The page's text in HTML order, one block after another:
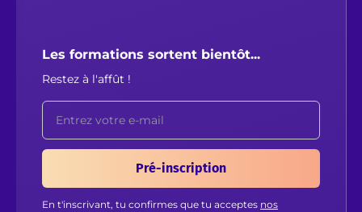
Les formations sortent bientôt...
Restez à l'affût !
En t'inscrivant, tu confirmes que tu acceptes nos